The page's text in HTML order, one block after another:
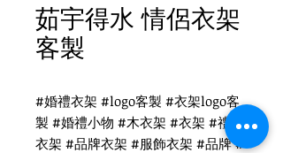
茹宇得水 情侶衣架
客製
#婚禮衣架 #logo客製 #衣架logo客
製 #婚禮小物 #木衣架 #衣架 #禮品
衣架 #品牌衣架 #服飾衣架 #品牌 #